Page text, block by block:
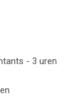
- 3 uren